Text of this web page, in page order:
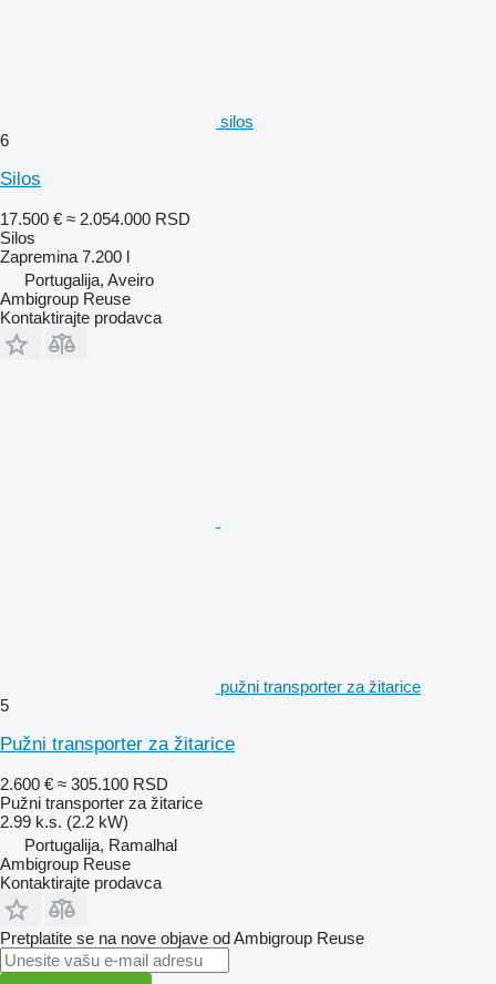
silos
6
Silos
17.500 € ≈ 2.054.000 RSD
Silos
Zapremina 7.200 l
Portugalija, Aveiro
Ambigroup Reuse
Kontaktirajte prodavca
pužni transporter za žitarice
5
Pužni transporter za žitarice
2.600 € ≈ 305.100 RSD
Pužni transporter za žitarice
2.99 k.s. (2.2 kW)
Portugalija, Ramalhal
Ambigroup Reuse
Kontaktirajte prodavca
Pretplatite se na nove objave od Ambigroup Reuse